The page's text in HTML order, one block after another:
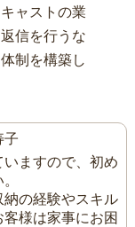
ャストの業
信を行うな
制を構築し
子
ますので、初め
の経験やスキル
様は家事にお困